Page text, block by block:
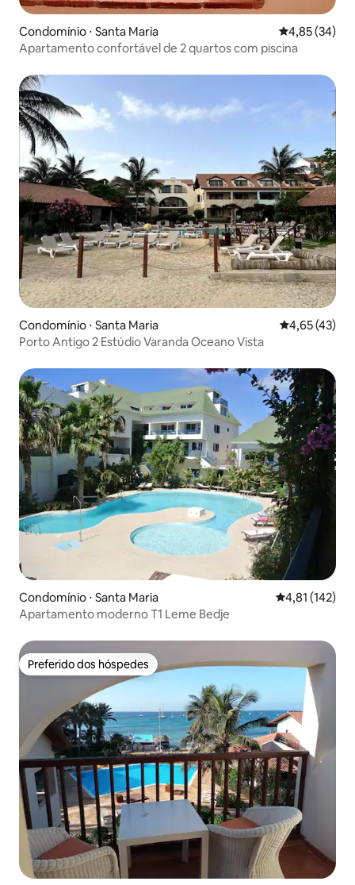
Condomínio ⋅ Santa Maria 4,85 de uma
4,85 (34)
Apartamento confortável de 2 quartos com piscina
Condomínio ⋅ Santa Maria 4,65 de uma
4,65 (43)
Porto Antigo 2 Estúdio Varanda Oceano Vista
Condomínio ⋅ Santa Maria 4,81 de uma
4,81 (142)
Apartamento moderno T1 Leme Bedje
Preferido dos hóspedes
Preferido dos hóspedes